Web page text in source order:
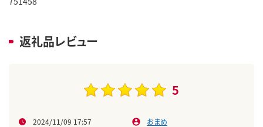
返礼品レビュー
5
2024/11/09 17:57 おまめ